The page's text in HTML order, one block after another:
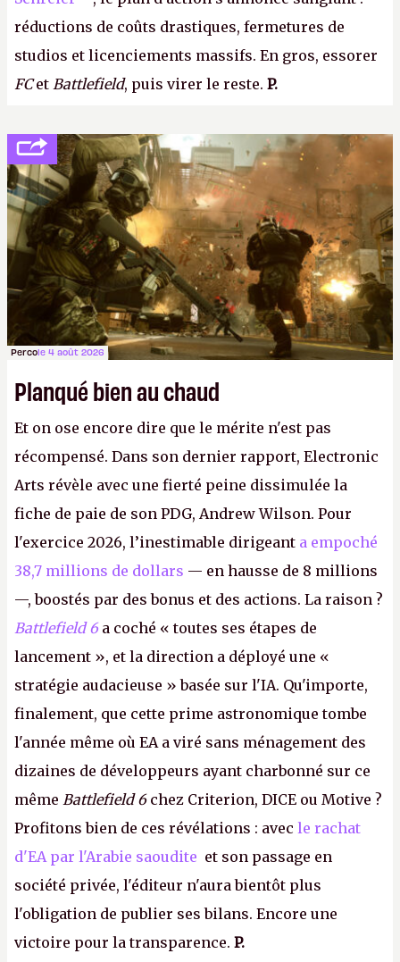
réductions de coûts drastiques, fermetures de
studios et licenciements massifs. En gros, essorer
FCet Battlefield, puis virer le reste. P.
Percole 4 août 2026
Planqué bien au chaud
Et on ose encore dire que le mérite n'est pas
récompensé. Dans son dernier rapport, Electronic
Arts révèle avec une fierté peine dissimulée la
fiche de paie de son PDG, Andrew Wilson. Pour
l'exercice 2026, l’inestimable dirigeant a empoché
38,7 millions de dollars — en hausse de 8 millions
—, boostés par des bonus et des actions. La raison ?
Battlefield 6 a coché « toutes ses étapes de
lancement », et la direction a déployé une «
stratégie audacieuse » basée sur l'IA. Qu'importe,
finalement, que cette prime astronomique tombe
l'année même où EA a viré sans ménagement des
dizaines de développeurs ayant charbonné sur ce
même Battlefield 6chez Criterion, DICE ou Motive ?
Profitons bien de ces révélations : avec le rachat
d'EA par l'Arabie saoudite et son passage en
société privée, l'éditeur n'aura bientôt plus
l'obligation de publier ses bilans. Encore une
victoire pour la transparence. P.